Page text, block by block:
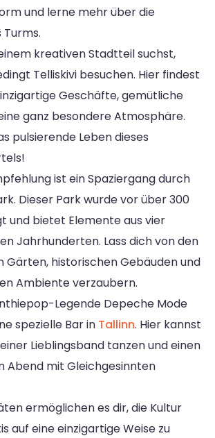
und lerne mehr über die
kreativen Stadtteil suchst,
Telliskivi besuchen. Hier findest
Geschäfte, gemütliche
ganz besondere Atmosphäre.
pulsierende Leben dieses
ist ein Spaziergang durch
Dieser Park wurde vor über 300
und bietet Elemente aus vier
Jahrhunderten. Lass dich von den
Gärten, historischen Gebäuden und
Ambiente verzaubern.
Legende Depeche Mode
spezielle Bar in Tallinn. Hier kannst
Lieblingsband tanzen und einen
Abend mit Gleichgesinnten
ermöglichen es dir, die Kultur
auf eine einzigartige Weise zu